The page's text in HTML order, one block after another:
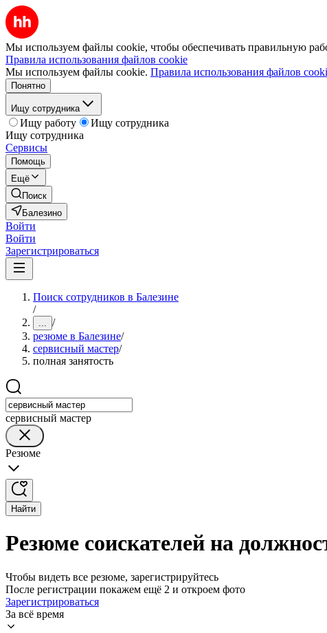
Мы используем файлы cookie, чтобы обеспечивать правильную
Правила использования файлов cookie
Мы используем файлы cookie. Правила использования файлов
Понятно
Ищу сотрудника
Ищу работу
Ищу сотрудника
Ищу сотрудника
Сервисы
Помощь
Ещё
Поиск
Балезино
Войти
Войти
Зарегистрироваться
Поиск сотрудников в Балезине
/
... /
резюме в Балезине/
сервисный мастер/
полная занятость
сервисный мастер
Резюме
Найти
Резюме соискателей на
Чтобы видеть все резюме, зарегистрируйтесь
После регистрации покажем ещё 2 и откроем фото
Зарегистрироваться
За всё время